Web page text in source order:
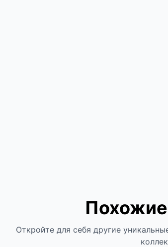
Откройте для себя другие